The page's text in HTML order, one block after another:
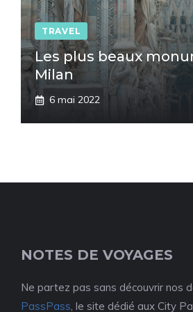
TRAVEL
Les plus beaux
Milan
6 mai 2022
NOTES DE VOYAGES
Ne partez pas sans découvrir nos
PassPass, le site dédié aux City